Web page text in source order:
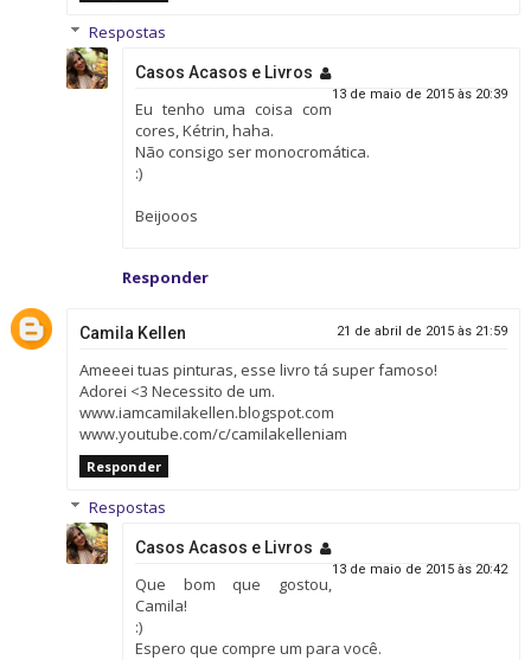
Respostas
Casos Acasos e Livros
13 de maio de 2015 às 20:39
Eu tenho uma coisa com
cores, Kétrin, haha.
Não consigo ser monocromática.
:)
Beijooos
Responder
Camila Kellen 21 de abril de 2015 às 21:59
Ameeei tuas pinturas, esse livro tá super famoso!
Adorei <3 Necessito de um.
www.iamcamilakellen.blogspot.com
www.youtube.com/c/camilakelleniam
Responder
Respostas
Casos Acasos e Livros
13 de maio de 2015 às 20:42
Que bom que gostou,
Camila!
:)
Espero que compre um para você.